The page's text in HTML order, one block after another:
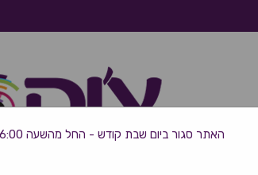
האתר סגור ביום שבת קודש - החל מהשעה 16:00 ביום שישי ועד לשעה 20:00 במוצאי השבת